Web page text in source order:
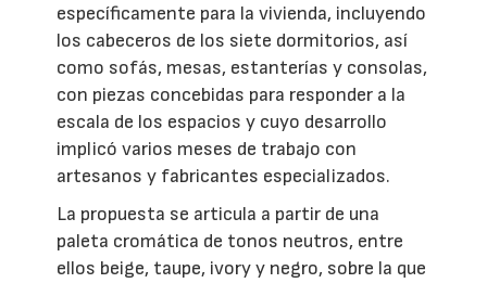
específicamente para la vivienda, incluyendo
los cabeceros de los siete dormitorios, así
como sofás, mesas, estanterías y consolas,
con piezas concebidas para responder a la
escala de los espacios y cuyo desarrollo
implicó varios meses de trabajo con
artesanos y fabricantes especializados.
La propuesta se articula a partir de una
paleta cromática de tonos neutros, entre
ellos beige, taupe, ivory y negro, sobre la que